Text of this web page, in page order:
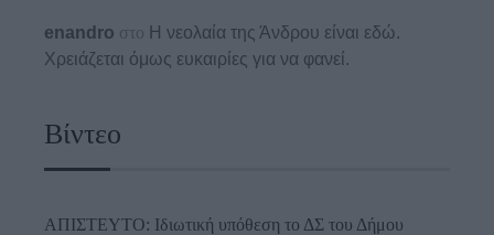
enandro στο Η νεολαία της Άνδρου είναι εδώ.
Χρειάζεται όμως ευκαιρίες για να φανεί.
Βίντεο
ΑΠΙΣΤΕΥΤΟ: Ιδιωτική υπόθεση το ΔΣ του Δήμου